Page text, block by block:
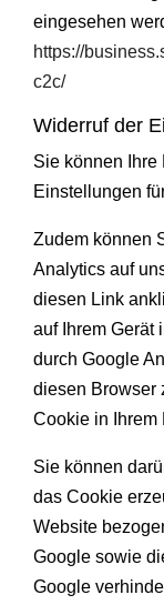
eingesehen
https://
c2c/
Widerruf der
Sie können
Einstellungen
Zudem können
Analytics auf
diesen Link
auf Ihrem Gerät
durch Google
diesen Browser
Cookie in Ihrem
Sie können
das Cookie
Website
Google sowie
Google